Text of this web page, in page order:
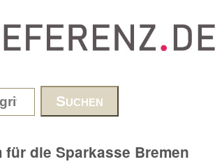
für die Sparkasse Bremen